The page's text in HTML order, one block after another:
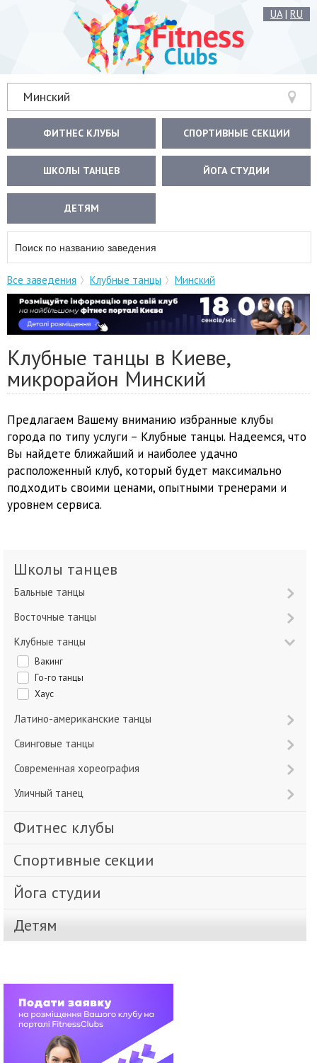
UA| RU
Минский
ФИТНЕС КЛУБЫ СПОРТИВНЫЕ СЕКЦИИ
ШКОЛЫ ТАНЦЕВ ЙОГА СТУДИИ
ДЕТЯМ
Все заведения Клубные танцы Минский
Клубные танцы в Киеве,
микрорайон Минский
Предлагаем Вашему вниманию избранные клубы
города по типу услуги – Клубные танцы. Надеемся, что
Вы найдете ближайший и наиболее удачно
расположенный клуб, который будет максимально
подходить своими ценами, опытными тренерами и
уровнем сервиса.
Школы танцев
Бальные танцы
Восточные танцы
Клубные танцы
Вакинг
Го-го танцы
Хаус
Латино-американские танцы
Свинговые танцы
Современная хореография
Уличный танец
Фитнес клубы
Спортивные секции
Йога студии
Детям